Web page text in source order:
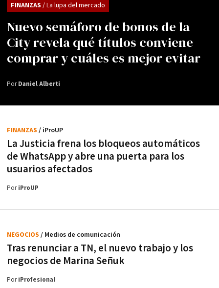
Nuevo semáforo de bonos de la
City revela qué títulos conviene
comprar y cuáles es mejor evitar
FINANZAS / La lupa del mercado
PorDaniel Alberti
La Justicia frena los bloqueos automáticos
de WhatsApp y abre una puerta para los
usuarios afectados
FINANZAS / iProUP
PoriProUP
Tras renunciar a TN, el nuevo trabajo y los
negocios de Marina Señuk
NEGOCIOS / Medios de comunicación
PoriProfesional